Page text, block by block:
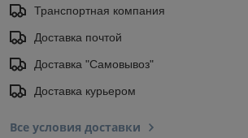
Транспортная компания
Доставка почтой
Доставка "Самовывоз"
Доставка курьером
Все условия доставки